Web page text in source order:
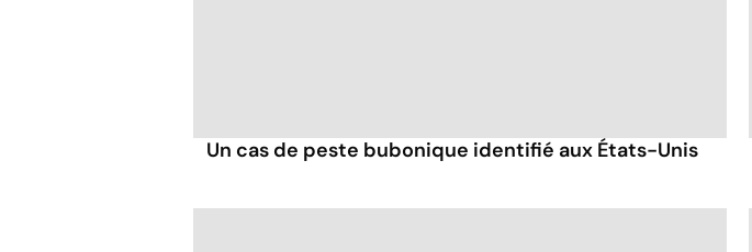
Un cas de peste bubonique identifié aux États-Unis